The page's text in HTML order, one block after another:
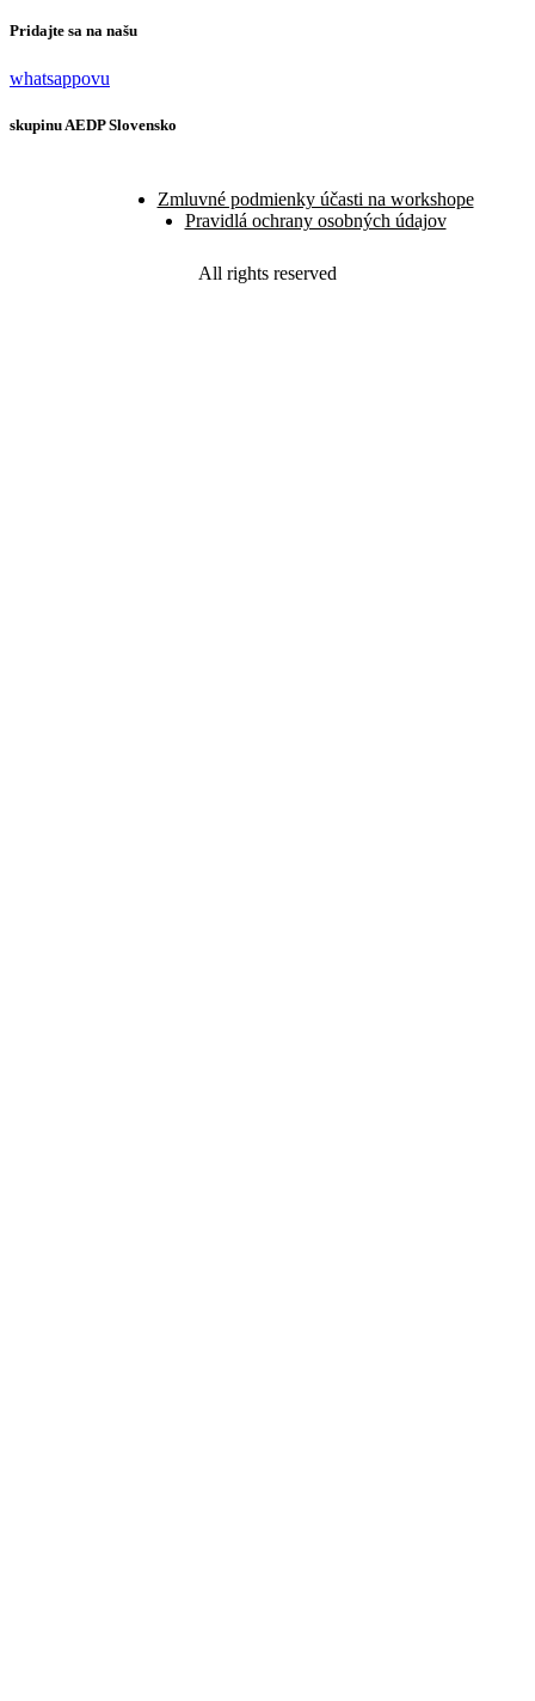
Pridajte sa na našu
whatsappovu
skupinu AEDP Slovensko
Zmluvné podmienky účasti na workshope
Pravidlá ochrany osobných údajov
All rights reserved